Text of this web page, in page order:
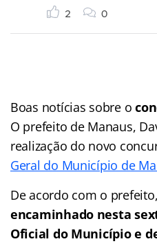
2 0
Boas notícias sobre o
O prefeito de Manaus,
realização do novo
Geral do Município de
De acordo com o
encaminhado nesta
Oficial do Município e